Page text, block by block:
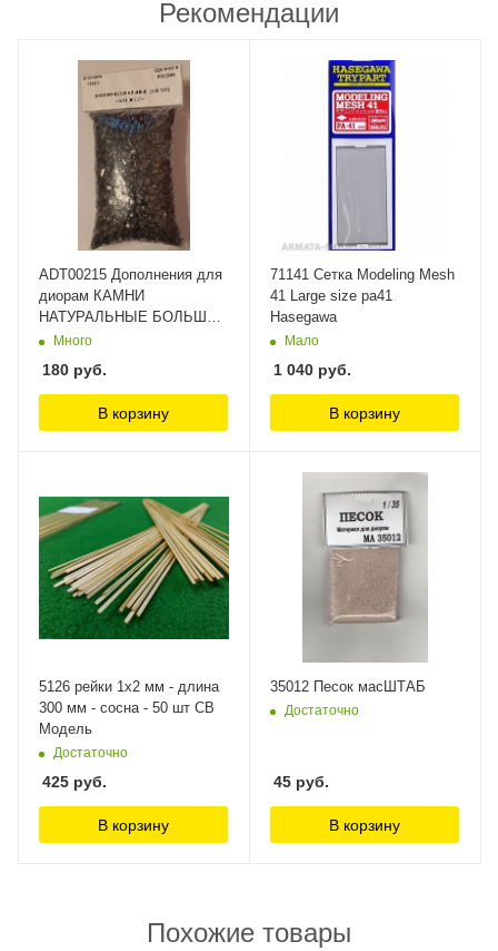
Рекомендации
ADT00215 Дополнения для
диорам КАМНИ
НАТУРАЛЬНЫЕ БОЛЬШОЙ
ПАКЕТ 150ГР DioramaTech
Много
180 руб.
В корзину
71141 Сетка Modeling Mesh
41 Large size pa41
Hasegawa
Мало
1 040 руб.
В корзину
5126 рейки 1х2 мм - длина
300 мм - сосна - 50 шт СВ
Модель
Достаточно
425 руб.
В корзину
35012 Песок масШТАБ
Достаточно
45 руб.
В корзину
Похожие товары